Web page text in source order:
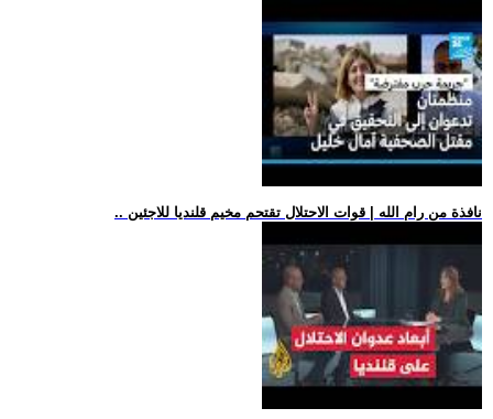
.. نافذة من رام الله | قوات الاحتلال تقتحم مخيم قلنديا للاجئين